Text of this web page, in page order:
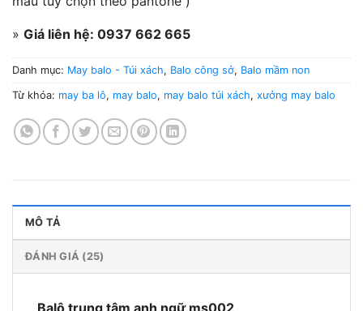
» Giá liên hệ: 0937 662 665
Danh mục: May balo - Túi xách, Balo công sở, Balo mầm non
Từ khóa: may ba lô, may balo, may balo túi xách, xưởng may balo
MÔ TẢ
ĐÁNH GIÁ (25)
Balô trung tâm anh ngữ ms002